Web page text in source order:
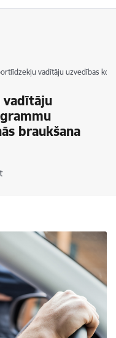
vadītāju uzvedības
vadītāju
braukšana